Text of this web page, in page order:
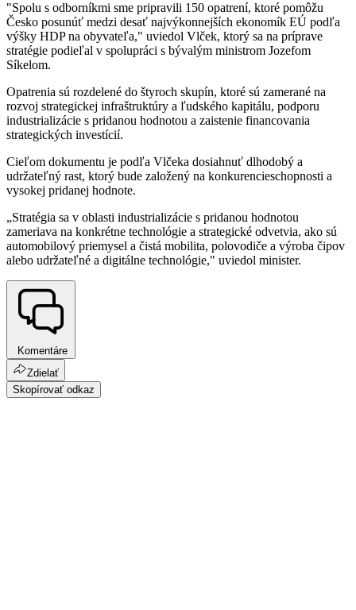
"Spolu s odborníkmi sme pripravili 150 opatrení, ktoré pomôžu
Česko posunúť medzi desať najvýkonnejších ekonomík EÚ podľa
výšky HDP na obyvateľa," uviedol Vlček, ktorý sa na príprave
stratégie podieľal v spolupráci s bývalým ministrom Jozefom
Síkelom.
Opatrenia sú rozdelené do štyroch skupín, ktoré sú zamerané na
rozvoj strategickej infraštruktúry a ľudského kapitálu, podporu
industrializácie s pridanou hodnotou a zaistenie financovania
strategických investícií.
Cieľom dokumentu je podľa Vlčeka dosiahnuť dlhodobý a
udržateľný rast, ktorý bude založený na konkurencieschopnosti a
vysokej pridanej hodnote.
„Stratégia sa v oblasti industrializácie s pridanou hodnotou
zameriava na konkrétne technológie a strategické odvetvia, ako sú
automobilový priemysel a čistá mobilita, polovodiče a výroba čipov
alebo udržateľné a digitálne technológie," uviedol minister.
Komentáre
Zdielať
Skopírovať odkaz